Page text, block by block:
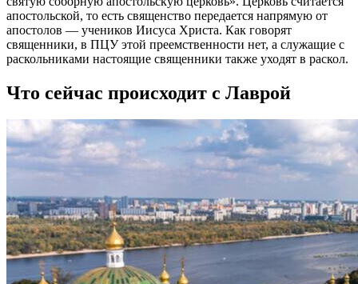
апостольской, то есть священство передается напрямую от
апостолов — учеников Иисуса Христа. Как говорят
священники, в ПЦУ этой преемственности нет, а служащие с
раскольниками настоящие священники также уходят в раскол.
Что сейчас происходит с Лаврой